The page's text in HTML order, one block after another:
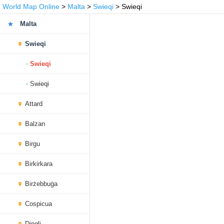
World Map Online > Malta > Swieqi > Swieqi
Malta
Swieqi
Swieqi
Swieqi
Attard
Balzan
Birgu
Birkirkara
Birżebbuġa
Cospicua